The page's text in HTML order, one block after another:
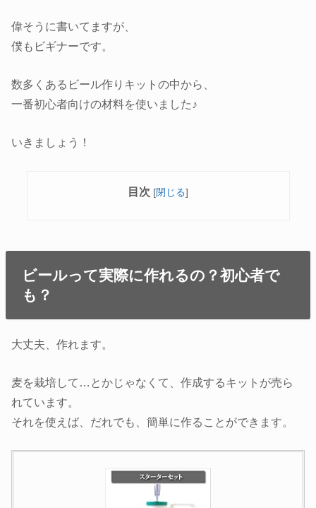
偉そうに書いてますが、
僕もビギナーです。
数多くあるビール作りキットの中から、
一番初心者向けの材料を使いました♪
いきましょう！
目次 [閉じる]
ビールって実際に作れるの？初心者で
も？
大丈夫、作れます。
麦を栽培して…とかじゃなくて、作成するキットが売ら
れています。
それを使えば、だれでも、簡単に作ることができます。